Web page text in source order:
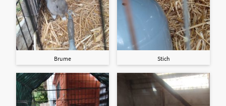
Brume Stich